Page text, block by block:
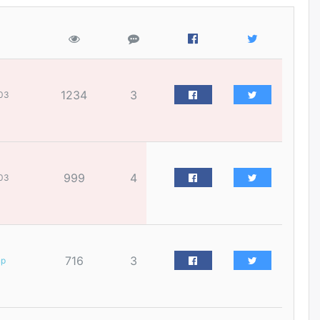
үйлчилгээний ажилтнуудын
өчигдѳр
Бариста хийх нь залуусын
дунд яагаад трэнд болов
Өмгөөлөгч Б.Оюунбилэг:
"Урьхан" Б.Чинбат гэж хүн
бизнес хамтрагчаа гүтгэж
зогсоож, Арабын орнуудаас
1234 3
999 4
716 3